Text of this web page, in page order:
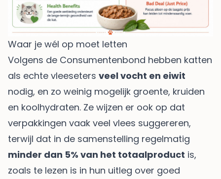
Waar je wél op moet letten
Volgens de Consumentenbond hebben katten
als echte vleeseters veel vocht en eiwit
nodig, en zo weinig mogelijk groente, kruiden
en koolhydraten. Ze wijzen er ook op dat
verpakkingen vaak veel vlees suggereren,
terwijl dat in de samenstelling regelmatig
minder dan 5% van het totaalproduct is,
zoals te lezen is in hun uitleg over goed